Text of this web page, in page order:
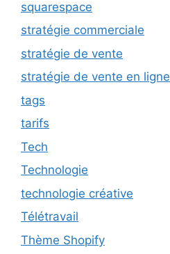
squarespace
stratégie commerciale
stratégie de vente
stratégie de vente en ligne
tags
tarifs
Tech
Technologie
technologie créative
Télétravail
Thème Shopify